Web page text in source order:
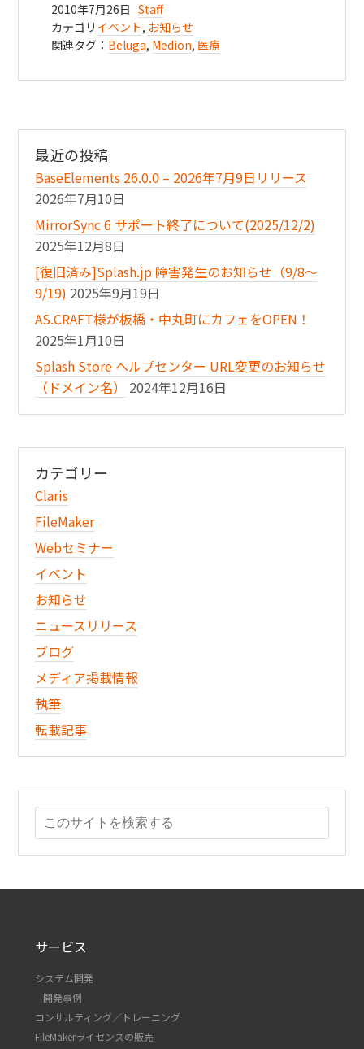
2010年7月26日 Staff
カテゴリ イベント, お知らせ
関連タグ： Beluga, Medion, 医療
最近の投稿
BaseElements 26.0.0 – 2026年7月9日リリース
2026年7月10日
MirrorSync 6 サポート終了について(2025/12/2)
2025年12月8日
[復旧済み]Splash.jp 障害発生のお知らせ（9/8〜
9/19) 2025年9月19日
AS.CRAFT様が板橋・中丸町にカフェをOPEN！
2025年1月10日
Splash Store ヘルプセンター URL変更のお知らせ
（ドメイン名）
2024年12月16日
カテゴリー
Claris
FileMaker
Webセミナー
イベント
お知らせ
ニュースリリース
ブログ
メディア掲載情報
執筆
転載記事
サービス
システム開発
開発事例
コンサルティング／トレーニング
FileMakerライセンスの販売